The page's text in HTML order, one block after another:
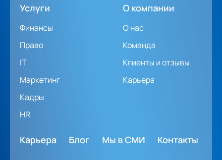
Услуги
Финансы
Право
IT
Маркетинг
Кадры
HR
О компании
О нас
Команда
Клиенты и отзывы
Карьера
Карьера Блог Мы в СМИ Контакты